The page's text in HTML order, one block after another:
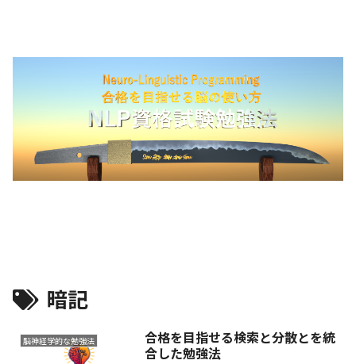
暗記
脳神経学的な勉強法
合格を目指せる検索と分散とを統
合した勉強法